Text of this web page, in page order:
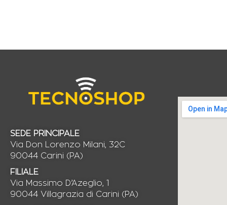
SEDE PRINCIPALE
Via Don Lorenzo Milani, 32C
90044 Carini (PA)
FILIALE
Via Massimo D’Azeglio, 1
90044 Villagrazia di Carini (PA)